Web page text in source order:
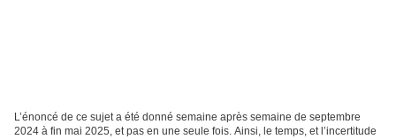
L’énoncé de ce sujet a été donné semaine après semaine de septembre
2024 à fin mai 2025, et pas en une seule fois. Ainsi, le temps, et l’incertitude